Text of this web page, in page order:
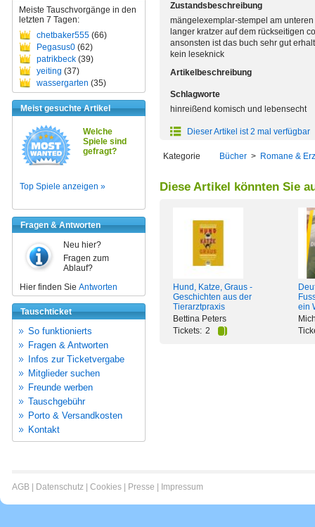
Meiste Tauschvorgänge in den
letzten 7 Tagen:
chetbaker555 (66)
Pegasus0 (62)
patrikbeck (39)
yeiting (37)
wassergarten (35)
Meist gesuchte Artikel
Welche
Spiele sind
gefragt?
Top Spiele anzeigen »
Fragen & Antworten
Neu hier?
Fragen zum
Ablauf?
Hier finden Sie Antworten
Tauschticket
So funktionierts
Fragen & Antworten
Infos zur Ticketvergabe
Mitglieder suchen
Freunde werben
Tauschgebühr
Porto & Versandkosten
Kontakt
Zustandsbeschreibung
mängelexemplar-stempel am unteren
langer kratzer auf dem rückseitigen
ansonsten ist das buch sehr gut
kein leseknick
Artikelbeschreibung
Schlagworte
hinreißend komisch und lebensecht
Dieser Artikel ist 2 mal verfügbar
Kategorie Bücher > Romane &
Diese Artikel könnten Sie
Hund, Katze, Graus -
Geschichten aus der
Tierarztpraxis
Bettina Peters
Tickets: 2
ein
AGB Datenschutz Cookies Presse Impressum